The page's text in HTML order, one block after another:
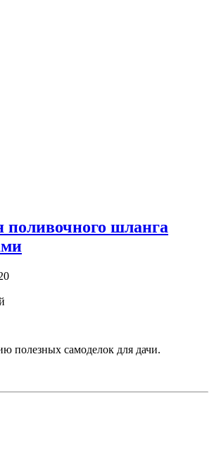
поливочного шланга
полезных самоделок для дачи.